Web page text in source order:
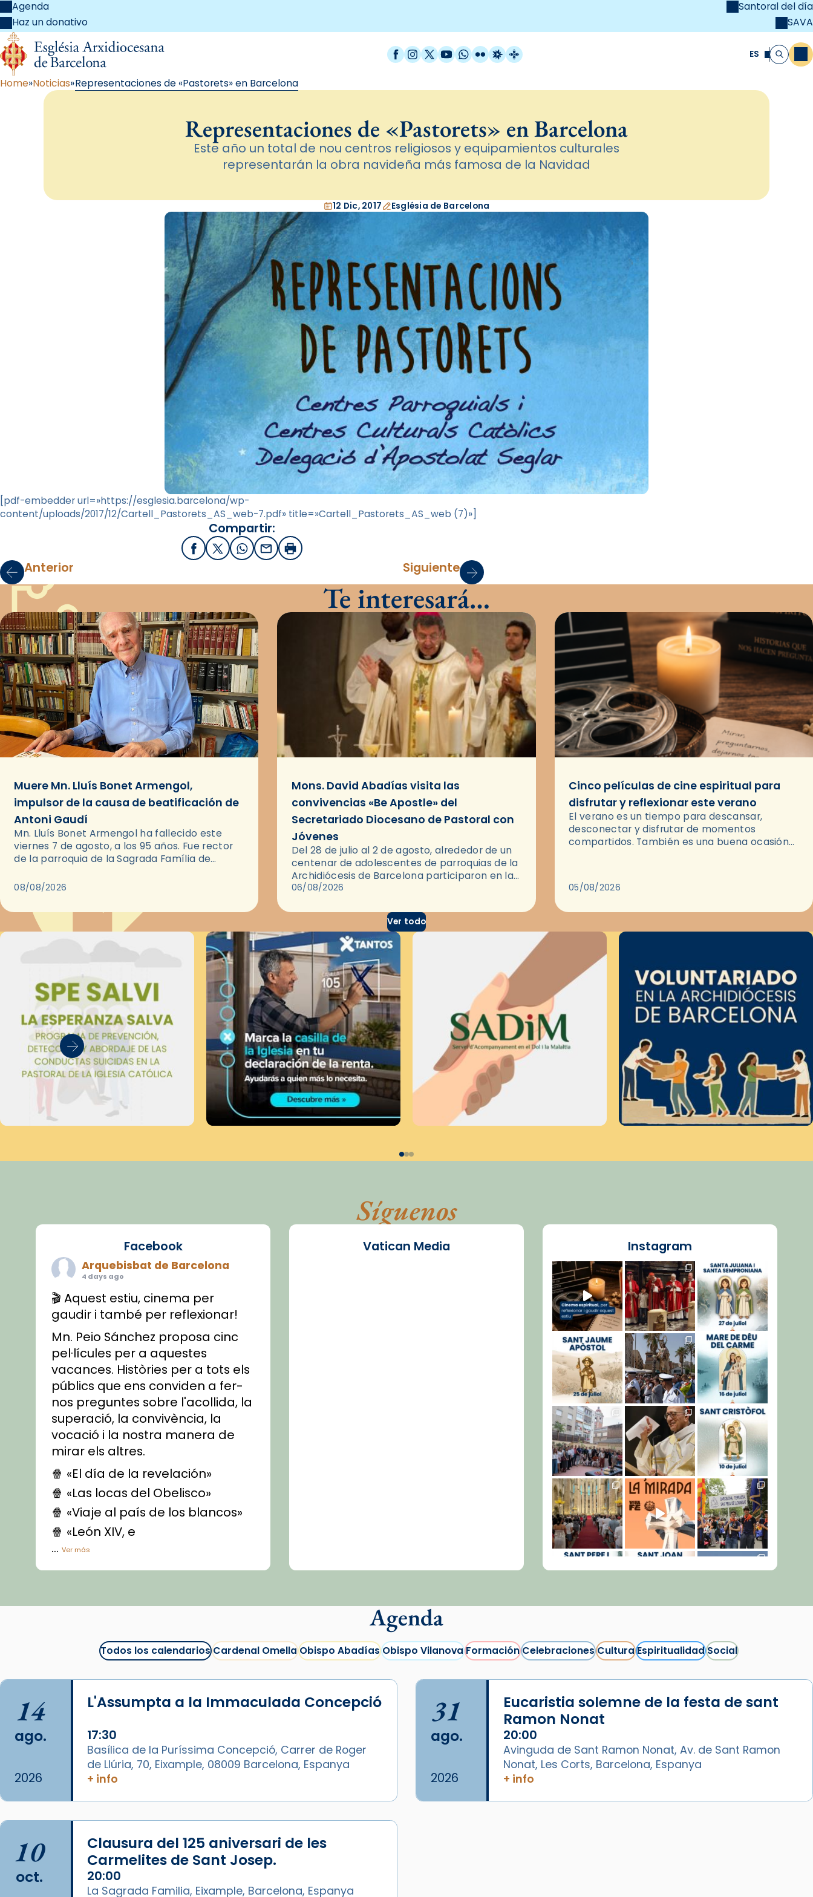
Agenda
Haz un donativo
Santoral del día
SAVA
Facebook
Instagram
X / Twitter
YouTube
WhatsApp
FlickrRadio Estel
Catalunya Cristiana ES Buscar
Home Noticias Representaciones de «Pastorets» en Barcelona
Representaciones de «Pastorets» en Barcelona
Este año un total de nou centros religiosos y equipamientos culturales
representarán la obra navideña más famosa de la Navidad
12 Dic, 2017 Església de Barcelona
[pdf-embedder url=»https://esglesia.barcelona/wp-
content/uploads/2017/12/Cartell_Pastorets_AS_web-7.pdf» title=»Cartell_Pastorets_AS_web (7)»]
Compartir:
FacebookX / Twitter
WhatsApp
EmailImprimir
Anterior Siguiente
Te interesará…
Muere Mn. Lluís Bonet Armengol,
impulsor de la causa de beatificación de
Antoni Gaudí
Mn. Lluís Bonet Armengol ha fallecido este
viernes 7 de agosto, a los 95 años. Fue rector
de la parroquia de la Sagrada Família de
08/08/2026
Mons. David Abadías visita las
convivencias «Be Apostle» del
Secretariado Diocesano de Pastoral con
Jóvenes
Del 28 de julio al 2 de agosto, alrededor de un
centenar de adolescentes de parroquias de la
Archidiócesis de Barcelona participaron en las
convivencias Be Apostle, organizadas por el
06/08/2026
Cinco películas de cine espiritual para
disfrutar y reflexionar este verano
El verano es un tiempo para descansar,
desconectar y disfrutar de momentos
compartidos. También es una buena ocasión
05/08/2026
Ver todo
Síguenos
Facebook
Arquebisbat de Barcelona
4 days ago
🎬 Aquest estiu, cinema per
gaudir i també per reflexionar!
Mn. Peio Sánchez proposa cinc
pel·lícules per a aquestes
vacances. Històries per a tots els
públics que ens conviden a fer-
nos preguntes sobre l'acollida, la
superació, la convivència, la
vocació i la nostra manera de
mirar els altres.
🍿 «El día de la revelación»
🍿 «Las locas del Obelisco»
🍿 «Viaje al país de los blancos»
🍿 «León XIV, e
...Ver más
Vídeo
La Carmina va patir depressió.
arribar el seu testimoni al papa
Recupera l'entrevista
compVatican Newstican News 👇
www.vaticannews.va/es/iglesia/news/2026-
07/carmina-historia-depresion-
View on Facebook Share
Arquebisbat de Barcelona
Vatican Media Instagram
Cargar más...
Agenda
Todos los calendariosCardenal OmellaObispo AbadíasObispo VilanovaFormaciónCelebracionesCulturaEspiritualidadSocial
14
ago.
2026
L'Assumpta a la Immaculada Concepció
17:30
Basílica de la Puríssima Concepció, Carrer de Roger
de Llúria, 70, Eixample, 08009 Barcelona, Espanya
+ info
31
ago.
2026
Eucaristia solemne de la festa de sant
Ramon Nonat
20:00
Avinguda de Sant Ramon Nonat, Av. de Sant Ramon
Nonat, Les Corts, Barcelona, Espanya
+ info
10
oct.
Clausura del 125 aniversari de les
Carmelites de Sant Josep.
20:00
La Sagrada Familia, Eixample, Barcelona, Espanya